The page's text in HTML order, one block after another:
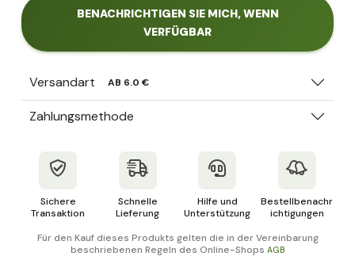
BENACHRICHTIGEN SIE MICH, WENN
VERFÜGBAR
Versandart AB 6.0 €
Zahlungsmethode
Sichere
Transaktion
Schnelle
Lieferung
Hilfe und
Unterstützung
Bestellbenachr
ichtigungen
Für den Kauf dieses Produkts gelten die in der Vereinbarung
beschriebenen Regeln des Online-Shops AGB